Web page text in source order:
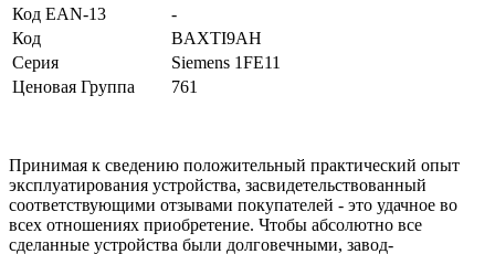
Код EAN-13
-
Код
BAXTI9AH
Серия
Siemens 1FE11
Ценовая Группа
761
Принимая к сведению положительный практический опыт
эксплуатирования устройства, засвидетельствованный
соответствующими отзывами покупателей - это удачное во
всех отношениях приобретение. Чтобы абсолютно все
сделанные устройства были долговечными, завод-